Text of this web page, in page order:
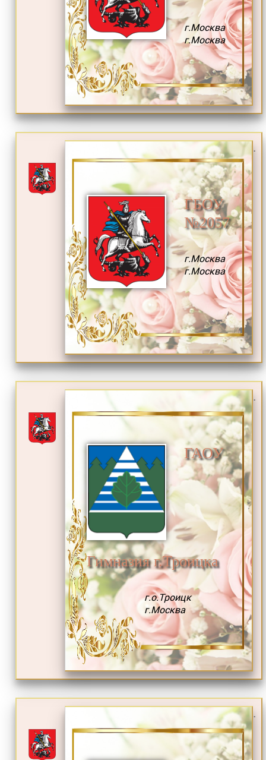
г.Москва
г.Москва
.
ГБОУ
№2057
г.Москва
г.Москва
.
ГАОУ
Гимназия г.Троицка
г.о.Троицк
г.Москва
.